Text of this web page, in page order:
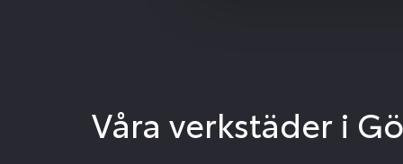
Våra verkstäder i